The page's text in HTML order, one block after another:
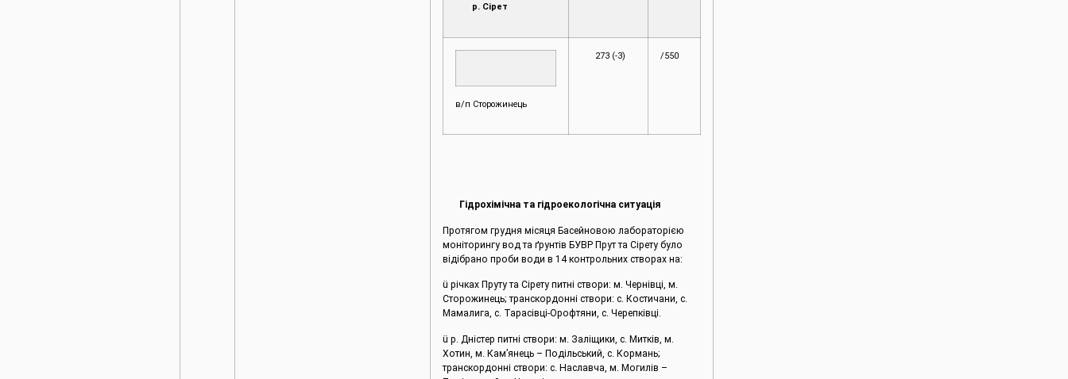
р. Сірет
в/п Сторожинець
273 (-3) /550
Гідрохімічна та гідроекологічна ситуація
Протягом грудня місяця Басейновою лабораторією
моніторингу вод та ґрунтів БУВР Прут та Сірету було
відібрано проби води в 14 контрольних створах на:
ü річках Пруту та Сірету питні створи: м. Чернівці, м.
Сторожинець; транскордонні створи: с. Костичани, с.
Мамалига, с. Тарасівці-Орофтяни, с. Черепківці.
ü р. Дністер питні створи: м. Заліщики, с. Митків, м.
Хотин, м. Кам’янець – Подільський, с. Кормань;
транскордонні створи: с. Наславча, м. Могилів –